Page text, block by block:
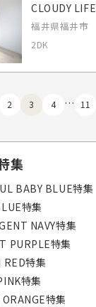
CLOUDY LIFE
福井県福井市
2DK
2 3 4 … 11
集
BABY BLUE特集
特集
NAVY特集
PURPLE特集
RED特集
特集
特集